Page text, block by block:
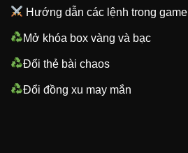
Hướng dẫn các lệnh trong game
Mở khóa box vàng và bạc
Đổi thẻ bài chaos
Đổi đồng xu may mắn